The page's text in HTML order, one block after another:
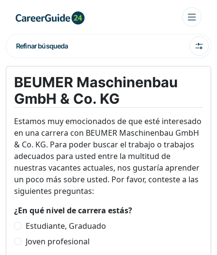
Refinar búsqueda
BEUMER Maschinenbau
GmbH & Co. KG
Estamos muy emocionados de que esté interesado
en una carrera con BEUMER Maschinenbau GmbH
& Co. KG. Para poder buscar el trabajo o trabajos
adecuados para usted entre la multitud de
nuestras vacantes actuales, nos gustaría aprender
un poco más sobre usted. Por favor, conteste a las
siguientes preguntas:
¿En qué nivel de carrera estás?
Estudiante, Graduado
Joven profesional